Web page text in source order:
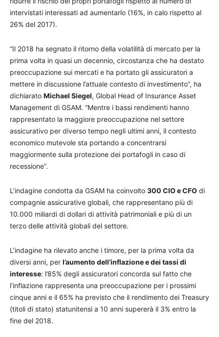
intervistati interessati ad aumentarlo (16%, in calo rispetto al
26% del 2017).
“Il 2018 ha segnato il ritorno della volatilità di mercato per la
prima volta in quasi un decennio, circostanza che ha destato
preoccupazione sui mercati e ha portato gli assicuratori a
mettere in discussione l’attuale contesto di investimento”, ha
dichiarato Michael Siegel, Global Head of Insurance Asset
Management di GSAM. “Mentre i bassi rendimenti hanno
rappresentato la maggiore preoccupazione nel settore
assicurativo per diverso tempo negli ultimi anni, il contesto
economico mutevole sta portando a concentrarsi
maggiormente sulla protezione dei portafogli in caso di
recessione”.
L’indagine condotta da GSAM ha coinvolto 300 CIO e CFO di
compagnie assicurative globali, che rappresentano più di
10.000 miliardi di dollari di attività patrimoniali e più di un
terzo delle attività globali del settore.
L’indagine ha rilevato anche i timore, per la prima volta da
diversi anni, per l’aumento dell’inflazione e dei tassi di
interesse: l’85% degli assicuratori concorda sul fatto che
l’inflazione rappresenta una preoccupazione per i prossimi
cinque anni e il 65% ha previsto che il rendimento dei Treasury
(titoli di stato) statunitensi a 10 anni supererà il 3% entro la
fine del 2018.